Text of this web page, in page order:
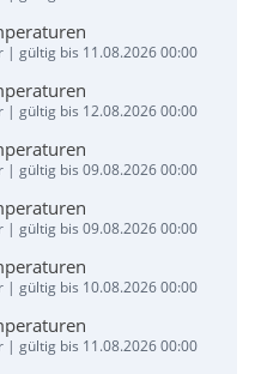
| gültig bis 11.08.2026 00:00
| gültig bis 12.08.2026 00:00
| gültig bis 09.08.2026 00:00
| gültig bis 09.08.2026 00:00
| gültig bis 10.08.2026 00:00
| gültig bis 11.08.2026 00:00